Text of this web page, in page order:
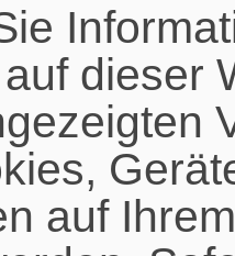
dieser
auf